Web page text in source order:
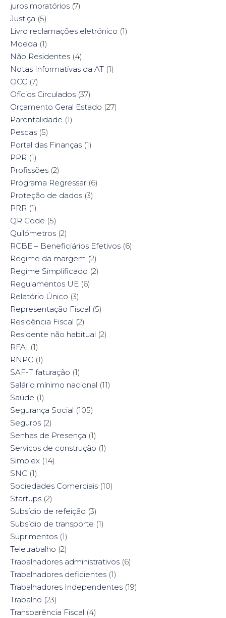
juros moratórios (7)
Justiça (5)
Livro reclamações eletrónico (1)
Moeda (1)
Não Residentes (4)
Notas Informativas da AT (1)
OCC (7)
Ofícios Circulados (37)
Orçamento Geral Estado (27)
Parentalidade (1)
Pescas (5)
Portal das Finanças (1)
PPR (1)
Profissões (2)
Programa Regressar (6)
Proteção de dados (3)
PRR (1)
QR Code (5)
Quilómetros (2)
RCBE – Beneficiários Efetivos (6)
Regime da margem (2)
Regime Simplificado (2)
Regulamentos UE (6)
Relatório Único (3)
Representação Fiscal (5)
Residência Fiscal (2)
Residente não habitual (2)
RFAI (1)
RNPC (1)
SAF-T faturação (1)
Salário mínimo nacional (11)
Saúde (1)
Segurança Social (105)
Seguros (2)
Senhas de Presença (1)
Serviços de construção (1)
Simplex (14)
SNC (1)
Sociedades Comerciais (10)
Startups (2)
Subsídio de refeição (3)
Subsídio de transporte (1)
Suprimentos (1)
Teletrabalho (2)
Trabalhadores administrativos (6)
Trabalhadores deficientes (1)
Trabalhadores Independentes (19)
Trabalho (23)
Transparência Fiscal (4)